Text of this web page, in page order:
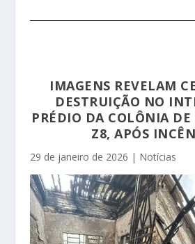
IMAGENS REVELAM
DESTRUIÇÃO NO
PRÉDIO DA COLÔNIA DE
Z8, APÓS
29 de janeiro de 2026 | Notícias